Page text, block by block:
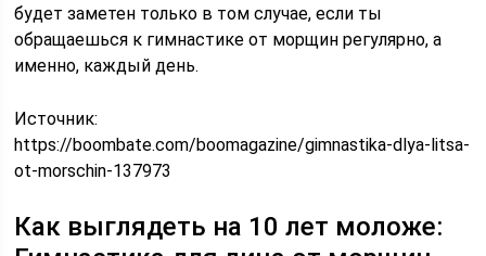
будет заметен только в том случае, если ты
обращаешься к гимнастике от морщин регулярно, а
именно, каждый день.
Источник:
https://boombate.com/boomagazine/gimnastika-dlya-litsa-
ot-morschin-137973
Как выглядеть на 10 лет моложе: